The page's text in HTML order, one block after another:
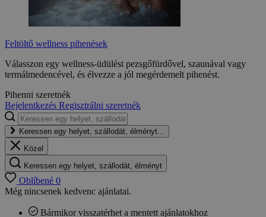
Feltöltő wellness pihenések
Válasszon egy wellness-üdülést pezsgőfürdővel, szaunával vagy
termálmedencével, és élvezze a jól megérdemelt pihenést.
Pihenni szeretnék
Bejelentkezés Regisztrálni szeretnék
Keressen egy helyet, szállodát, élményt...
Közel
Keressen egy helyet, szállodát, élményt
Oblíbené 0
Még nincsenek kedvenc ajánlatai.
Bármikor visszatérhet a mentett ajánlatokhoz